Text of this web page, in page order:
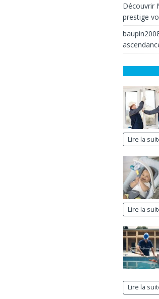
Découvrir
prestige
Lire la
Lire la
Lire la